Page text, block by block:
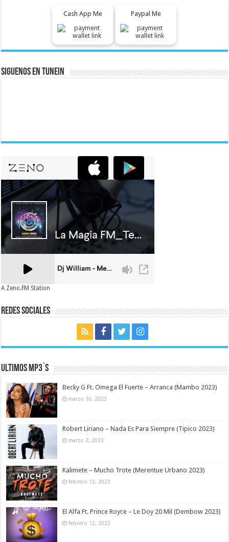
Cash App Me Paypal Me
Siguenos En Tunein
A Zeno.FM Station
Redes Sociales
Ultimos MP3`s
Becky G Ft. Omega El Fuerte – Arranca (Mambo 2023)
marzo 10, 2023
Robert Liriano – Nada Es Para Siempre (Tipico 2023)
marzo 2, 2023
Kalimete – Mucho Trote (Merentue Urbano 2023)
febrero 12, 2023
El Alfa Ft. Prince Royce – Le Doy 20 Mil (Dembow 2023)
febrero 12, 2023